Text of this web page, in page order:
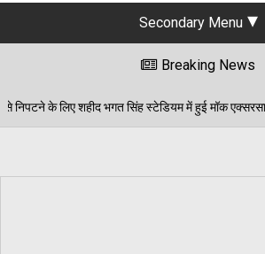
Secondary Menu
Breaking News
में हुई मॉक एक्सरसाइज, आठ घायलों का किया गया रेस्क्यू